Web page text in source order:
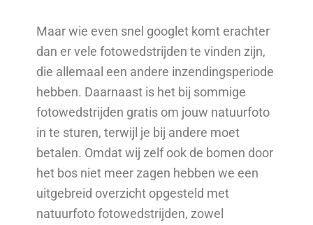
Maar wie even snel googlet komt erachter
dan er vele fotowedstrijden te vinden zijn,
die allemaal een andere inzendingsperiode
hebben. Daarnaast is het bij sommige
fotowedstrijden gratis om jouw natuurfoto
in te sturen, terwijl je bij andere moet
betalen. Omdat wij zelf ook de bomen door
het bos niet meer zagen hebben we een
uitgebreid overzicht opgesteld met
natuurfoto fotowedstrijden, zowel